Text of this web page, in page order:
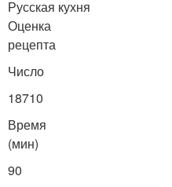
Русская кухня
Оценка
рецепта
Число
18710
Время
(мин)
90